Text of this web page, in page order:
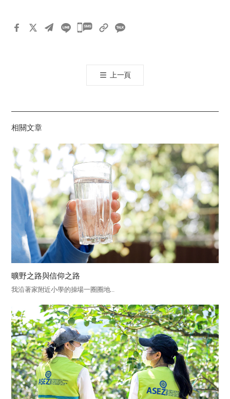
카
톡
공
기
上一頁
相關文章
曠野之路與信仰之路
我沿著家附近小學的操場一圈圈地...